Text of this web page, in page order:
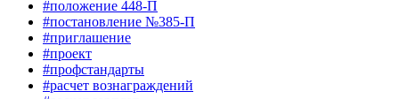
#положение 448-П
#постановление №385-П
#приглашение
#проект
#профстандарты
#расчет вознаграждений